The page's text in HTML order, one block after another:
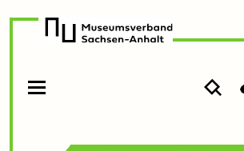
Navigation
Inhalt
Suche